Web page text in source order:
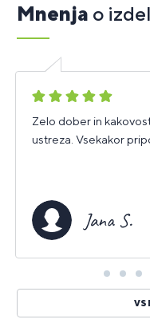
Mnenja o
5
Zelo dober in
ustreza. Vsekakor
Jana S.